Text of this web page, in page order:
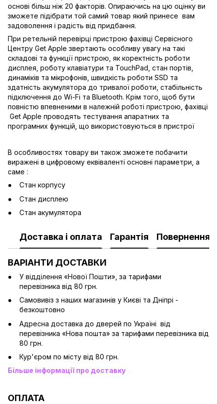
основі більш ніж 20 факторів. Опираючись на цю оцінку ви
зможете підібрати той самий товар який принесе вам
задоволення і радість від придбання.
При ретельній перевірці пристрою фахівці Сервісного
Центру Get Apple звертають особливу увагу на такі
складові та функції пристрою, як коректність роботи
дисплея, роботу клавіатури та TouchPad, стан портів,
динаміків та мікрофонів, швидкість роботи SSD та
здатність акумулятора до тривалої роботи, стабільність
підключення до Wi-Fi та Bluetooth. Крім того, щоб бути
повністю впевненими в належній роботі пристрою, фахівці
Get Apple проводять тестування апаратних та
програмних функцій, що використовуються в пристрої
В особливостях товару ви також зможете побачити
виражені в цифровому еквіваленті основні параметри, а
саме :
Стан корпусу
Стан дисплею
Стан акумулятора
Доставка і оплата Гарантія Повернення
ВАРІАНТИ ДОСТАВКИ
У відділення «Нової Пошти», за тарифами
перевізника від 80 грн.
Cамовивіз з наших магазинів у Києві та Дніпрі -
безкоштовно
Адресна доставка до дверей по Україні від
перевізника «Нова пошта» за тарифами перевізника від
80 грн.
Кур'єром по місту від 80 грн.
Більше інформації про доставку
ОПЛАТА